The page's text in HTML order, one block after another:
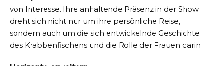
von Interesse. Ihre anhaltende Präsenz in der Show
dreht sich nicht nur um ihre persönliche Reise,
sondern auch um die sich entwickelnde Geschichte
des Krabbenfischens und die Rolle der Frauen darin.